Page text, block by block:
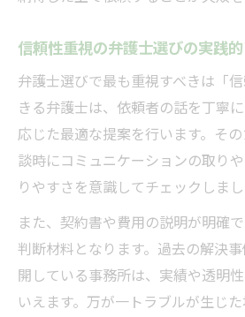
信頼性重視の弁護士選びの実践
弁護士選びで最も重視すべきは「
きる弁護士は、依頼者の話を丁寧
応じた最適な提案を行います。そ
談時にコミュニケーションの取り
りやすさを意識してチェックしまし
また、契約書や費用の説明が明確
判断材料となります。過去の解決
開している事務所は、実績や透明
いえます。万が一トラブルが生じ